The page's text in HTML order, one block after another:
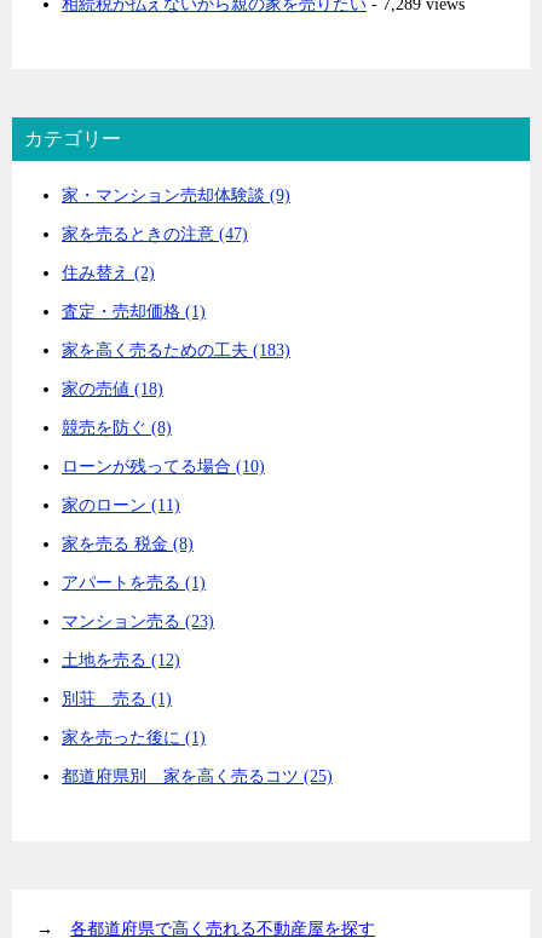
相続税が払えないから親の家を売りたい - 7,289 views
カテゴリー
家・マンション売却体験談 (9)
家を売るときの注意 (47)
住み替え (2)
査定・売却価格 (1)
家を高く売るための工夫 (183)
家の売値 (18)
競売を防ぐ (8)
ローンが残ってる場合 (10)
家のローン (11)
家を売る 税金 (8)
アパートを売る (1)
マンション売る (23)
土地を売る (12)
別荘 売る (1)
家を売った後に (1)
都道府県別 家を高く売るコツ (25)
→ 各都道府県で高く売れる不動産屋を探す